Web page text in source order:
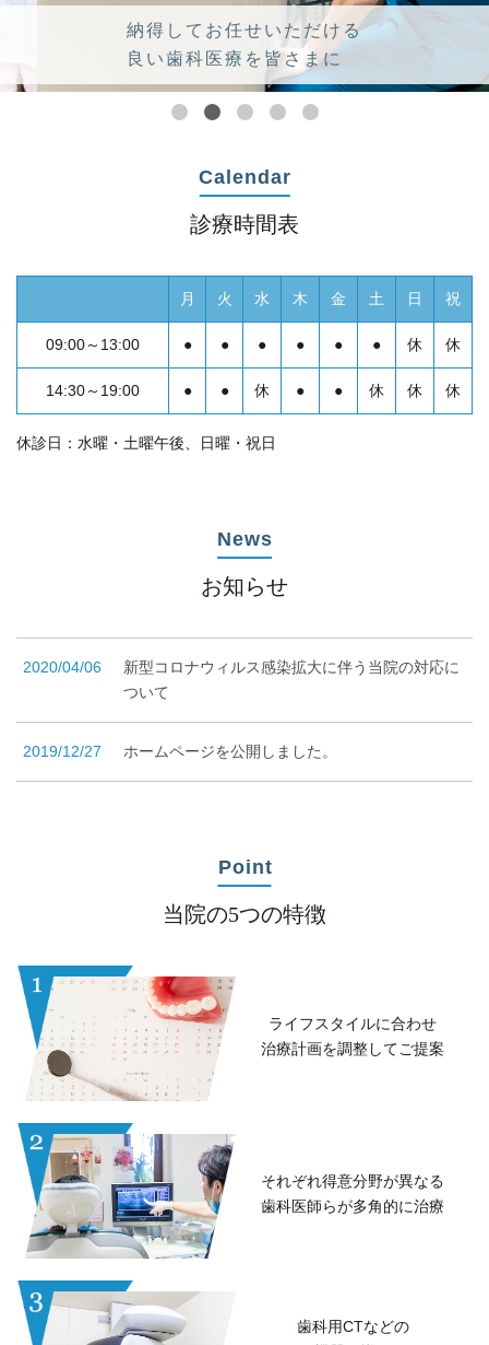
納得してお任せいただける
良い歯科医療を皆さまに
Calendar
診療時間表
月 火 水 木 金 土 日 祝
09:00～13:00 ● ● ● ● ● ● 休 休
14:30～19:00 ● ● 休 ● ● 休 休 休
休診日：水曜・土曜午後、日曜・祝日
News
お知らせ
2020/04/06
新型コロナウィルス感染拡大に伴う当院の対応に
ついて
2019/12/27 ホームページを公開しました。
Point
当院の5つの特徴
ライフスタイルに合わせ
治療計画を調整してご提案
それぞれ得意分野が異なる
歯科医師らが多角的に治療
歯科用CTなどの